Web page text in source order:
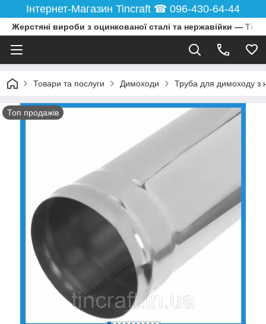
Інтернет-Магазин Tincraft ☎︎ 096-430-64-44
Жерстяні вироби з оцинкованої сталі та нержавійки —
Товари та послуги Димоходи Труба для димоходу з
Топ продажів